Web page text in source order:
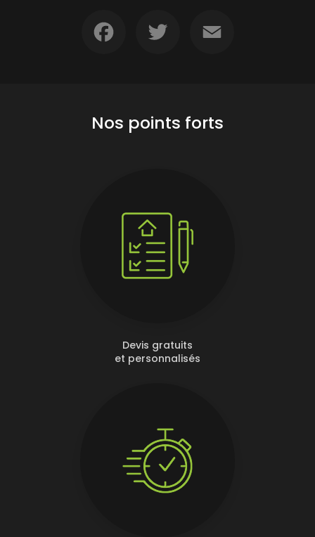
Nos points forts
Devis gratuits
et personnalisés